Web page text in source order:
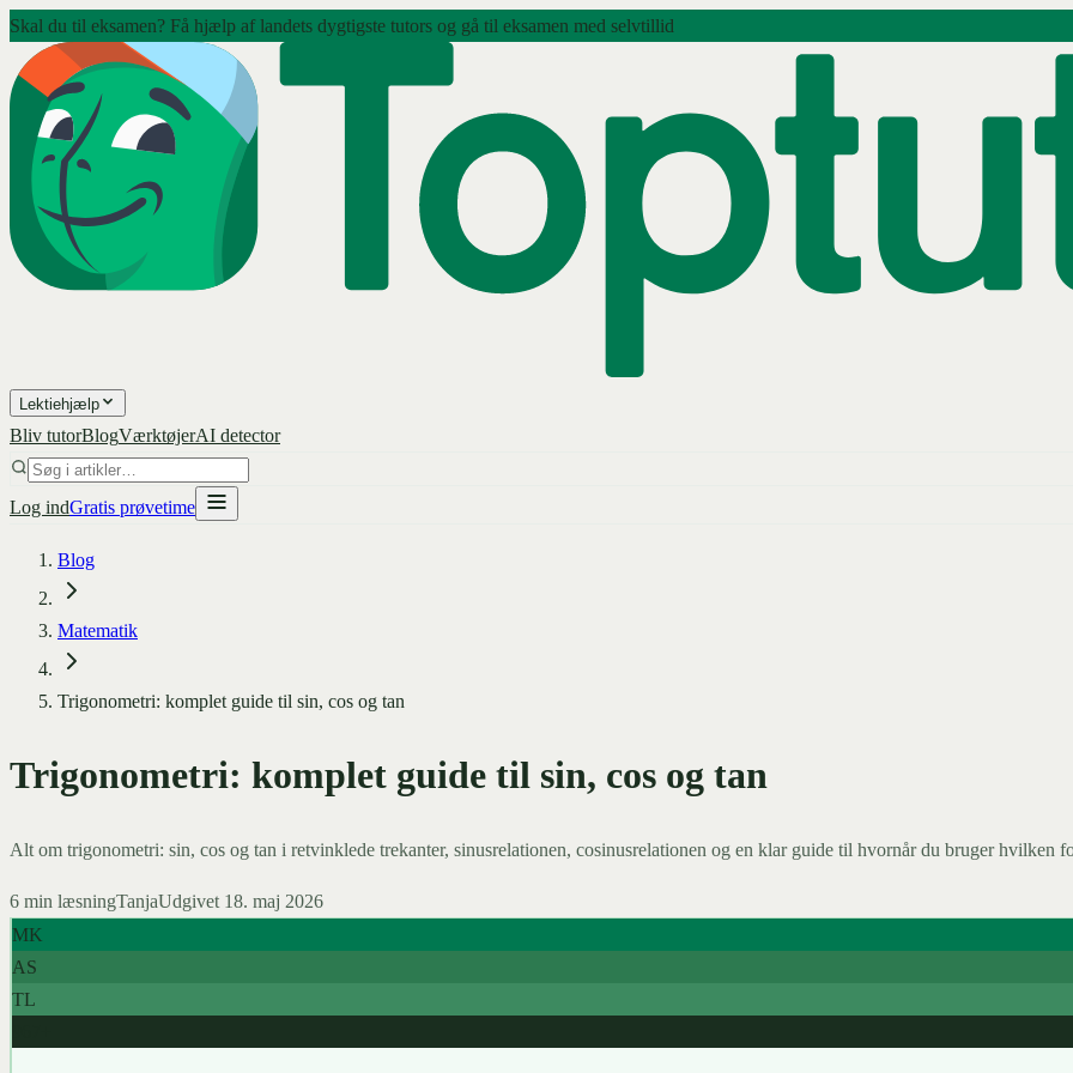
Skal du til eksamen? Få hjælp af landets dygtigste tutors og gå til eksamen med selvtillid
Lektiehjælp
Bliv tutorBlogVærktøjerAI detector
Log indGratis prøvetime
Blog
Matematik
Trigonometri: komplet guide til sin, cos og tan
Trigonometri: komplet guide til sin, cos og tan
Alt om trigonometri: sin, cos og tan i retvinklede trekanter, sinusrelationen, cosinusrelationen og en klar guide til hvornår du bruger hvilken
6 min læsningTanjaUdgivet 18. maj 2026
MK
AS
TL